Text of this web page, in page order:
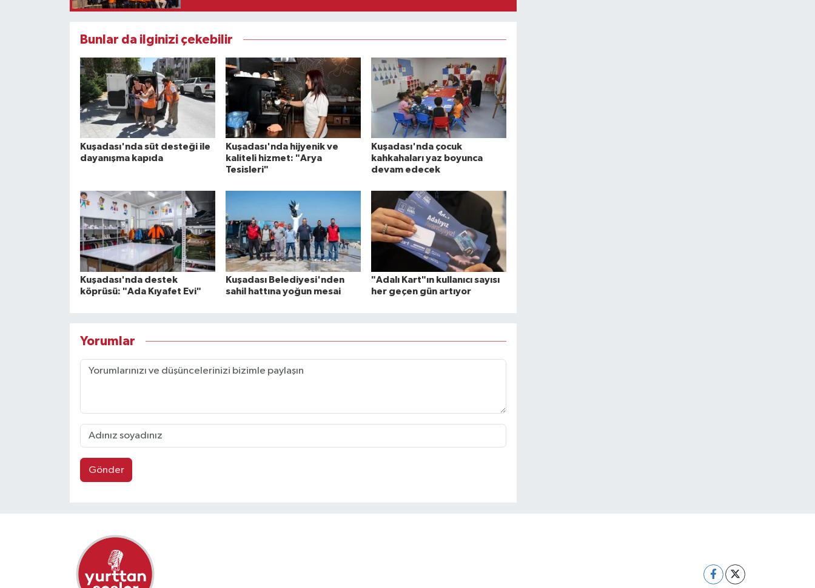
Bunlar da ilginizi çekebilir
Kuşadası'nda süt desteği ile
dayanışma kapıda
Kuşadası'nda hijyenik ve
kaliteli hizmet: "Arya
Tesisleri"
Kuşadası'nda çocuk
kahkahaları yaz boyunca
devam edecek
Kuşadası'nda destek
köprüsü: "Ada Kıyafet Evi"
Kuşadası Belediyesi'nden
sahil hattına yoğun mesai
"Adalı Kart"ın kullanıcı sayısı
her geçen gün artıyor
Yorumlar
Gönder